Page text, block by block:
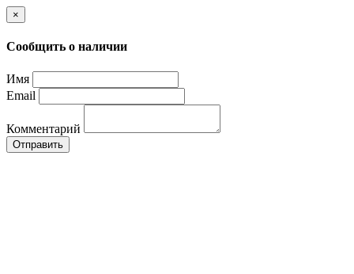
×
Сообщить о наличии
Имя
Email
Комментарий
Отправить